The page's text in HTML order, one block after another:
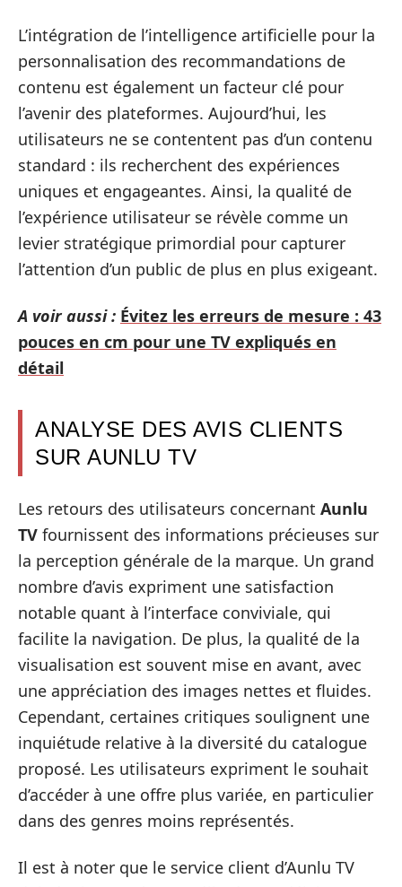
L’intégration de l’intelligence artificielle pour la
personnalisation des recommandations de
contenu est également un facteur clé pour
l’avenir des plateformes. Aujourd’hui, les
utilisateurs ne se contentent pas d’un contenu
standard : ils recherchent des expériences
uniques et engageantes. Ainsi, la qualité de
l’expérience utilisateur se révèle comme un
levier stratégique primordial pour capturer
l’attention d’un public de plus en plus exigeant.
A voir aussi : Évitez les erreurs de mesure : 43
pouces en cm pour une TV expliqués en
détail
ANALYSE DES AVIS CLIENTS
SUR AUNLU TV
Les retours des utilisateurs concernant Aunlu
TV fournissent des informations précieuses sur
la perception générale de la marque. Un grand
nombre d’avis expriment une satisfaction
notable quant à l’interface conviviale, qui
facilite la navigation. De plus, la qualité de la
visualisation est souvent mise en avant, avec
une appréciation des images nettes et fluides.
Cependant, certaines critiques soulignent une
inquiétude relative à la diversité du catalogue
proposé. Les utilisateurs expriment le souhait
d’accéder à une offre plus variée, en particulier
dans des genres moins représentés.
Il est à noter que le service client d’Aunlu TV